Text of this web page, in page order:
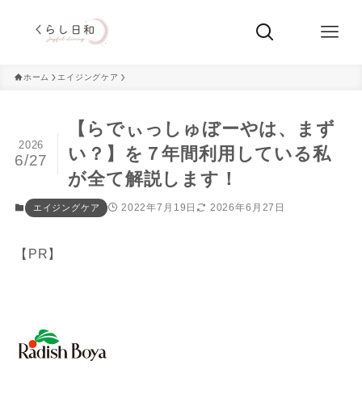
ホーム エイジングケア
【らでぃっしゅぼーやは、まず
い？】を７年間利用している私
が全て解説します！
2026
6/27
エイジングケア 2022年7月19日 2026年6月27日
【PR】